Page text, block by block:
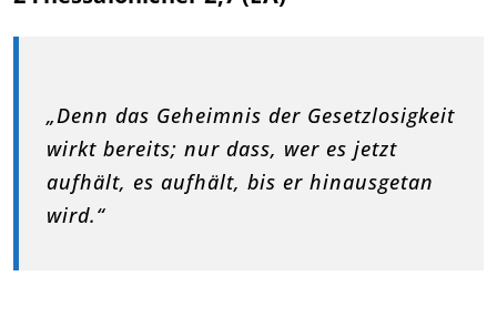
„Denn das Geheimnis der Gesetzlosigkeit
wirkt bereits; nur dass, wer es jetzt
aufhält, es aufhält, bis er hinausgetan
wird.“